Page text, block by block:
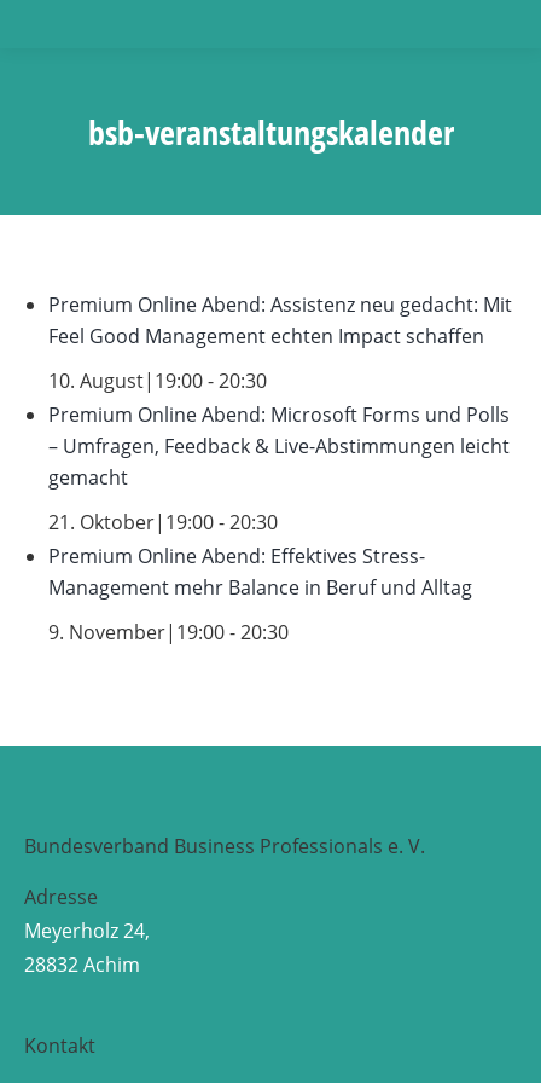
bsb-veranstaltungskalender
Premium Online Abend: Assistenz neu gedacht: Mit
Feel Good Management echten Impact schaffen
10. August|19:00-20:30
Premium Online Abend: Microsoft Forms und Polls
– Umfragen, Feedback & Live-Abstimmungen leicht
gemacht
21. Oktober|19:00-20:30
Premium Online Abend: Effektives Stress-
Management mehr Balance in Beruf und Alltag
9. November|19:00-20:30
Bundesverband Business Professionals e. V.
Adresse
Meyerholz 24,
28832 Achim
Kontakt